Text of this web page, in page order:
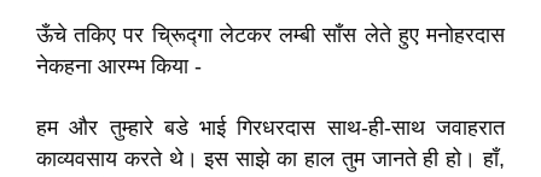
ऊँचे तकिए पर चि्रूद्गा लेटकर लम्बी साँस लेते हुए मनोहरदास
नेकहना आरम्भ किया -
हम और तुम्हारे बडे भाई गिरधरदास साथ-ही-साथ जवाहरात
काव्यवसाय करते थे। इस साझे का हाल तुम जानते ही हो। हाँ,